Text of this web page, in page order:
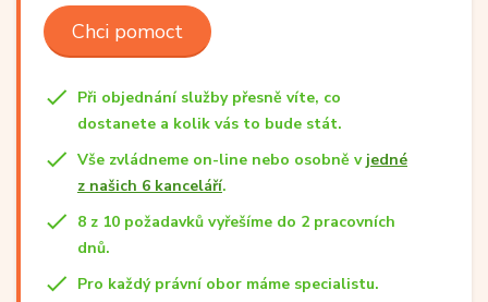
Chci pomoct
Při objednání služby přesně víte, co
dostanete a kolik vás to bude stát.
Vše zvládneme on-line nebo osobně v jedné
z našich 6 kanceláří.
8 z 10 požadavků vyřešíme do 2 pracovních
dnů.
Pro každý právní obor máme specialistu.